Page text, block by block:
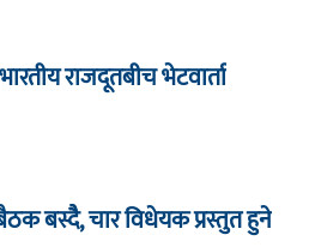
राजदूतबीच भेटवार्ता
बस्दैै, चार विधेयक प्रस्तुत हुने